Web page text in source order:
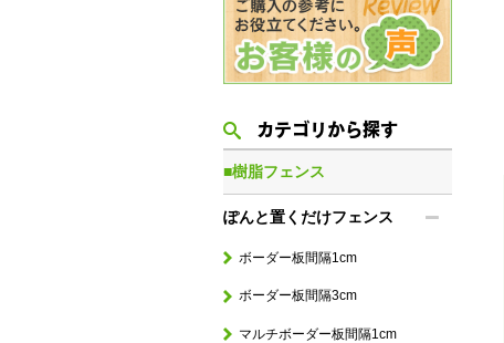
カテゴリから探す
■樹脂フェンス
ぽんと置くだけフェンス
ボーダー板間隔1cm
ボーダー板間隔3cm
マルチボーダー板間隔1cm